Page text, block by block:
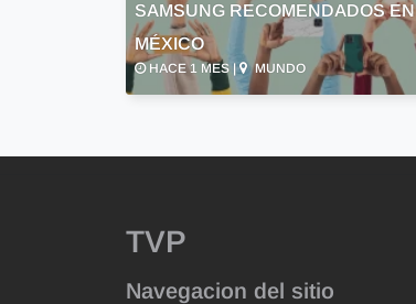
SAMSUNG RECOMENDADOS EN
MÉXICO
HACE 1 MES | MUNDO
TVP
Navegacion del sitio